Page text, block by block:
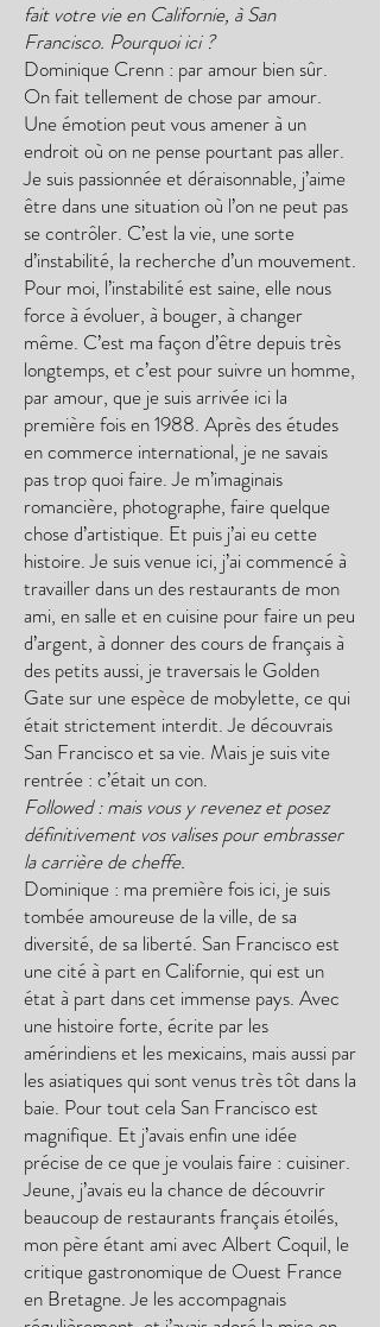
fait votre vie en Californie, à San
Francisco. Pourquoi ici ?
Dominique Crenn : par amour bien sûr.
On fait tellement de chose par amour.
Une émotion peut vous amener à un
endroit où on ne pense pourtant pas aller.
Je suis passionnée et déraisonnable, j’aime
être dans une situation où l’on ne peut pas
se contrôler. C’est la vie, une sorte
d’instabilité, la recherche d’un mouvement.
Pour moi, l’instabilité est saine, elle nous
force à évoluer, à bouger, à changer
même. C’est ma façon d’être depuis très
longtemps, et c’est pour suivre un homme,
par amour, que je suis arrivée ici la
première fois en 1988. Après des études
en commerce international, je ne savais
pas trop quoi faire. Je m’imaginais
romancière, photographe, faire quelque
chose d’artistique. Et puis j’ai eu cette
histoire. Je suis venue ici, j’ai commencé à
travailler dans un des restaurants de mon
ami, en salle et en cuisine pour faire un peu
d’argent, à donner des cours de français à
des petits aussi, je traversais le Golden
Gate sur une espèce de mobylette, ce qui
était strictement interdit. Je découvrais
San Francisco et sa vie. Mais je suis vite
rentrée : c’était un con.
Followed : mais vous y revenez et posez
définitivement vos valises pour embrasser
la carrière de cheffe.
Dominique : ma première fois ici, je suis
tombée amoureuse de la ville, de sa
diversité, de sa liberté. San Francisco est
une cité à part en Californie, qui est un
état à part dans cet immense pays. Avec
une histoire forte, écrite par les
amérindiens et les mexicains, mais aussi par
les asiatiques qui sont venus très tôt dans la
baie. Pour tout cela San Francisco est
magnifique. Et j’avais enfin une idée
précise de ce que je voulais faire : cuisiner.
Jeune, j’avais eu la chance de découvrir
beaucoup de restaurants français étoilés,
mon père étant ami avec Albert Coquil, le
critique gastronomique de Ouest France
en Bretagne. Je les accompagnais